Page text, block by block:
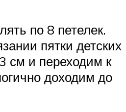
по 8 петелек.
пятки детских
см и переходим к
доходим до